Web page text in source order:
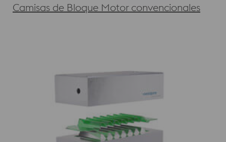
Camisas de Bloque Motor convencionales